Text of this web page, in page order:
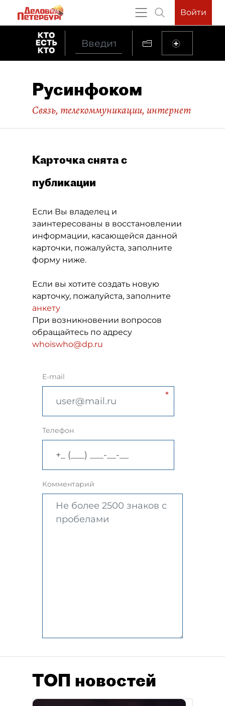
Войти
Русинфоком
Связь, телекоммуникации, интернет
Карточка снята с
публикации
Если Вы владелец и
заинтересованы в восстановлении
информации, касающейся данной
карточки, пожалуйста, заполните
форму ниже.
Если вы хотите создать новую
карточку, пожалуйста, заполните
анкету
При возникновении вопросов
обращайтесь по адресу
whoiswho@dp.ru
E-mail
Телефон
Комментарий
ТОП новостей